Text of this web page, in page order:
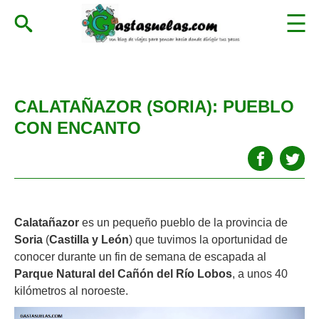
CALATAÑAZOR (SORIA): PUEBLO
CON ENCANTO
Calatañazor es un pequeño pueblo de la provincia de
Soria (Castilla y León) que tuvimos la oportunidad de
conocer durante un fin de semana de escapada al
Parque Natural del Cañón del Río Lobos, a unos 40
kilómetros al noroeste.